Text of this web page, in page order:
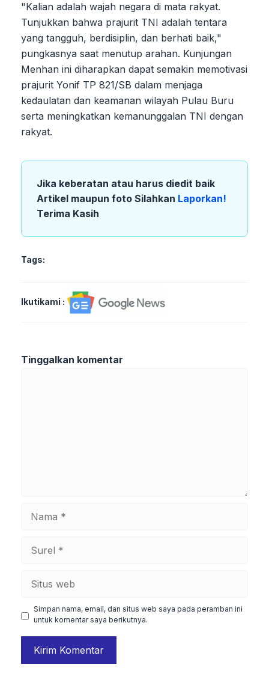
"Kalian adalah wajah negara di mata rakyat.
Tunjukkan bahwa prajurit TNI adalah tentara
yang tangguh, berdisiplin, dan berhati baik,"
pungkasnya saat menutup arahan. Kunjungan
Menhan ini diharapkan dapat semakin memotivasi
prajurit Yonif TP 821/SB dalam menjaga
kedaulatan dan keamanan wilayah Pulau Buru
serta meningkatkan kemanunggalan TNI dengan
rakyat.
Jika keberatan atau harus diedit baik
Artikel maupun foto Silahkan Laporkan!
Terima Kasih
Tags:
Ikutikami :
Tinggalkan komentar
web
Simpan nama, email, dan situs web saya pada peramban ini
untuk komentar saya berikutnya.